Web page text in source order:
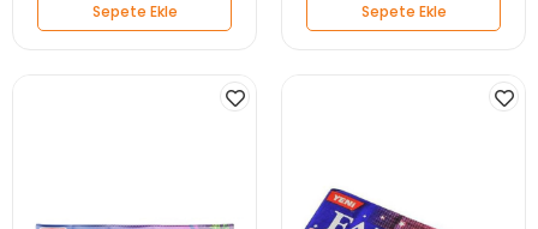
Sepete Ekle Sepete Ekle